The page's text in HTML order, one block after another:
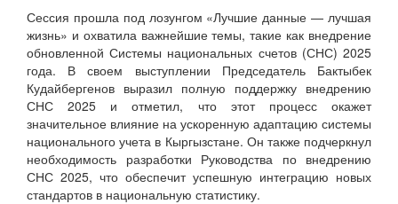
Сессия прошла под лозунгом «Лучшие данные — лучшая
жизнь» и охватила важнейшие темы, такие как внедрение
обновленной Системы национальных счетов (СНС) 2025
года. В своем выступлении Председатель Бактыбек
Кудайбергенов выразил полную поддержку внедрению
СНС 2025 и отметил, что этот процесс окажет
значительное влияние на ускоренную адаптацию системы
национального учета в Кыргызстане. Он также подчеркнул
необходимость разработки Руководства по внедрению
СНС 2025, что обеспечит успешную интеграцию новых
стандартов в национальную статистику.